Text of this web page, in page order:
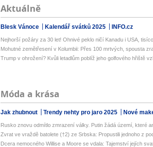
Aktuálně
Blesk Vánoce Kalendář svátků 2025 INFO.cz
Nejhorší požáry za 30 let! Ohnivé peklo ničí Kanadu i USA,
Mohutné zemětřesení v Kolumbii: Přes 100 mrtvých, spousta
Trump v ohrožení? Kvůli letadlům poblíž jeho golfového hřiště
Móda a krása
Jak zhubnout Trendy nehty pro jaro 2025 Nové
Rusko znovu odmítlo zmrazení války. Putin žádá území, které
Zvrat ve vraždě batolete (†2) ze Srbska: Propustili jednoho z
Dcera nemocného Willise a Moore se vdala: Tajemství jejích